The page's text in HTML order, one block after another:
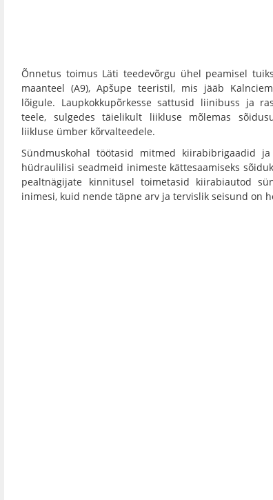
Õnnetus toimus Läti teedevõrgu ühel peamisel
maanteel (A9), Apšupe teeristil, mis jääb
lõigule. Laupkokkupõrkesse sattusid liinibuss ja
teele, sulgedes täielikult liikluse mõlemas
liikluse ümber kõrvalteedele.
Sündmuskohal töötasid mitmed kiirabibrigaadid ja
hüdraulilisi seadmeid inimeste kättesaamiseks
pealtnägijate kinnitusel toimetasid kiirabiautod
inimesi, kuid nende täpne arv ja tervislik seisund on